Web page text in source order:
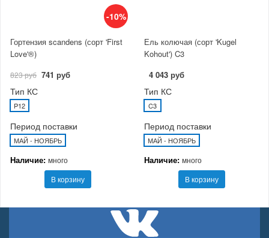
-10%
Гортензия scandens (сорт 'First
Love'®)
823 руб 741 руб
Тип КС
P12
Период поставки
МАЙ - НОЯБРЬ
Наличие: много
В корзину
Ель колючая (сорт 'Kugel
Kohout') C3
4 043 руб
Тип КС
C3
Период поставки
МАЙ - НОЯБРЬ
Наличие: много
В корзину